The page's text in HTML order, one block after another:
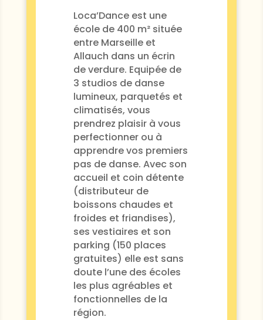
Loca’Dance est une
école de 400 m² située
entre Marseille et
Allauch dans un écrin
de verdure. Equipée de
3 studios de danse
lumineux, parquetés et
climatisés, vous
prendrez plaisir à vous
perfectionner ou à
apprendre vos premiers
pas de danse. Avec son
accueil et coin détente
(distributeur de
boissons chaudes et
froides et friandises),
ses vestiaires et son
parking (150 places
gratuites) elle est sans
doute l’une des écoles
les plus agréables et
fonctionnelles de la
région.